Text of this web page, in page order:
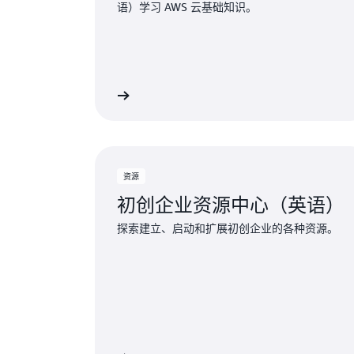
语）学习 AWS 云基础知识。
资源
初创企业资源中心（英语）
探索建立、启动和扩展初创企业的各种资源。